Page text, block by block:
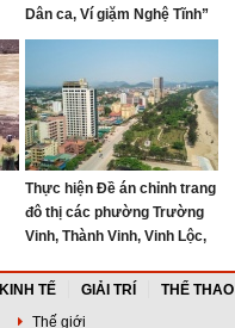
Dân ca, Ví giặm Nghệ Tĩnh”
năm 2026
Thực hiện Đề án chỉnh trang
đô thị các phường Trường
Vinh, Thành Vinh, Vinh Lộc,
Lò giai đoạn 2026 – 2030
KINH TẾ GIẢI TRÍ THỂ THAO
Thế giới